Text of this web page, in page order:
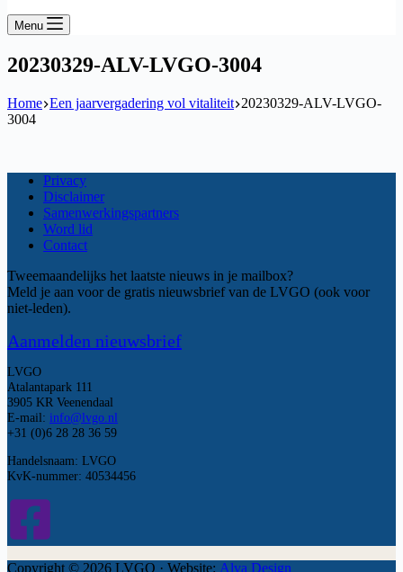
Menu
20230329-ALV-LVGO-3004
Home Een jaarvergadering vol vitaliteit 20230329-ALV-LVGO-
3004
Privacy
Disclaimer
Samenwerkingspartners
Word lid
Contact
Tweemaandelijks het laatste nieuws in je mailbox?
Meld je aan voor de gratis nieuwsbrief van de LVGO (ook voor
niet-leden).
Aanmelden nieuwsbrief
LVGO
Atalantapark 111
3905 KR Veenendaal
E-mail: info@lvgo.nl
+31 (0)6 28 28 36 59
Handelsnaam: LVGO
KvK-nummer: 40534456
Copyright © 2026 LVGO · Website: Alva Design